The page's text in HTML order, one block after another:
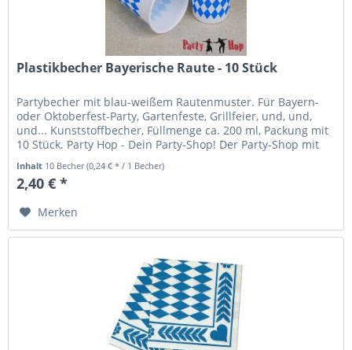
Plastikbecher Bayerische Raute - 10 Stück
Partybecher mit blau-weißem Rautenmuster. Für Bayern-
oder Oktoberfest-Party, Gartenfeste, Grillfeier, und, und,
und... Kunststoffbecher, Füllmenge ca. 200 ml, Packung mit
10 Stück. Party Hop - Dein Party-Shop! Der Party-Shop mit
Inhalt 10 Becher(0,24 € * / 1 Becher)
2,40 € *
Merken